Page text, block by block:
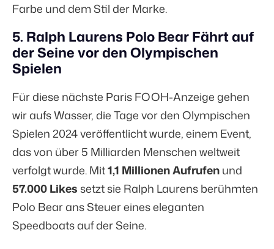
Farbe und dem Stil der Marke.
5. Ralph Laurens Polo Bear Fährt auf
der Seine vor den Olympischen
Spielen
Für diese nächste Paris FOOH-Anzeige gehen
wir aufs Wasser, die Tage vor den Olympischen
Spielen 2024 veröffentlicht wurde, einem Event,
das von über5 Milliarden Menschen weltweit
verfolgt wurde. Mit1,1 Millionen Aufrufenund
57.000 Likessetzt sie Ralph Laurens berühmten
Polo Bear ans Steuer eines eleganten
Speedboats auf der Seine.